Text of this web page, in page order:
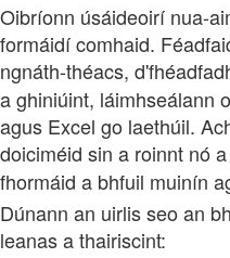
Oibríonn úsáideoirí nua-
formáidí comhaid.
ngnáth-théacs,
a ghiniúint, láimhseálann
agus Excel go laethúil.
doiciméid sin a roinnt nó
fhormáid a bhfuil muinín
Dúnann an uirlis seo an
leanas a thairiscint: